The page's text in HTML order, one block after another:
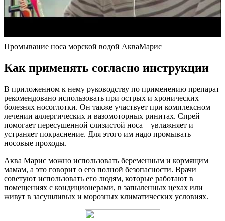
Промывание носа морской водой АкваМарис
Как применять согласно инструкции
В приложенном к нему руководству по применению препарат
рекомендовано использовать при острых и хронических
болезнях носоглотки. Он также участвует при комплексном
лечении аллергических и вазомоторных ринитах. Спрей
помогает пересушенной слизистой носа – увлажняет и
устраняет покраснение. Для этого им надо промывать
носовые проходы.
Аква Марис можно использовать беременным и кормящим
мамам, а это говорит о его полной безопасности. Врачи
советуют использовать его людям, которые работают в
помещениях с кондиционерами, в запыленных цехах или
живут в засушливых и морозных климатических условиях.